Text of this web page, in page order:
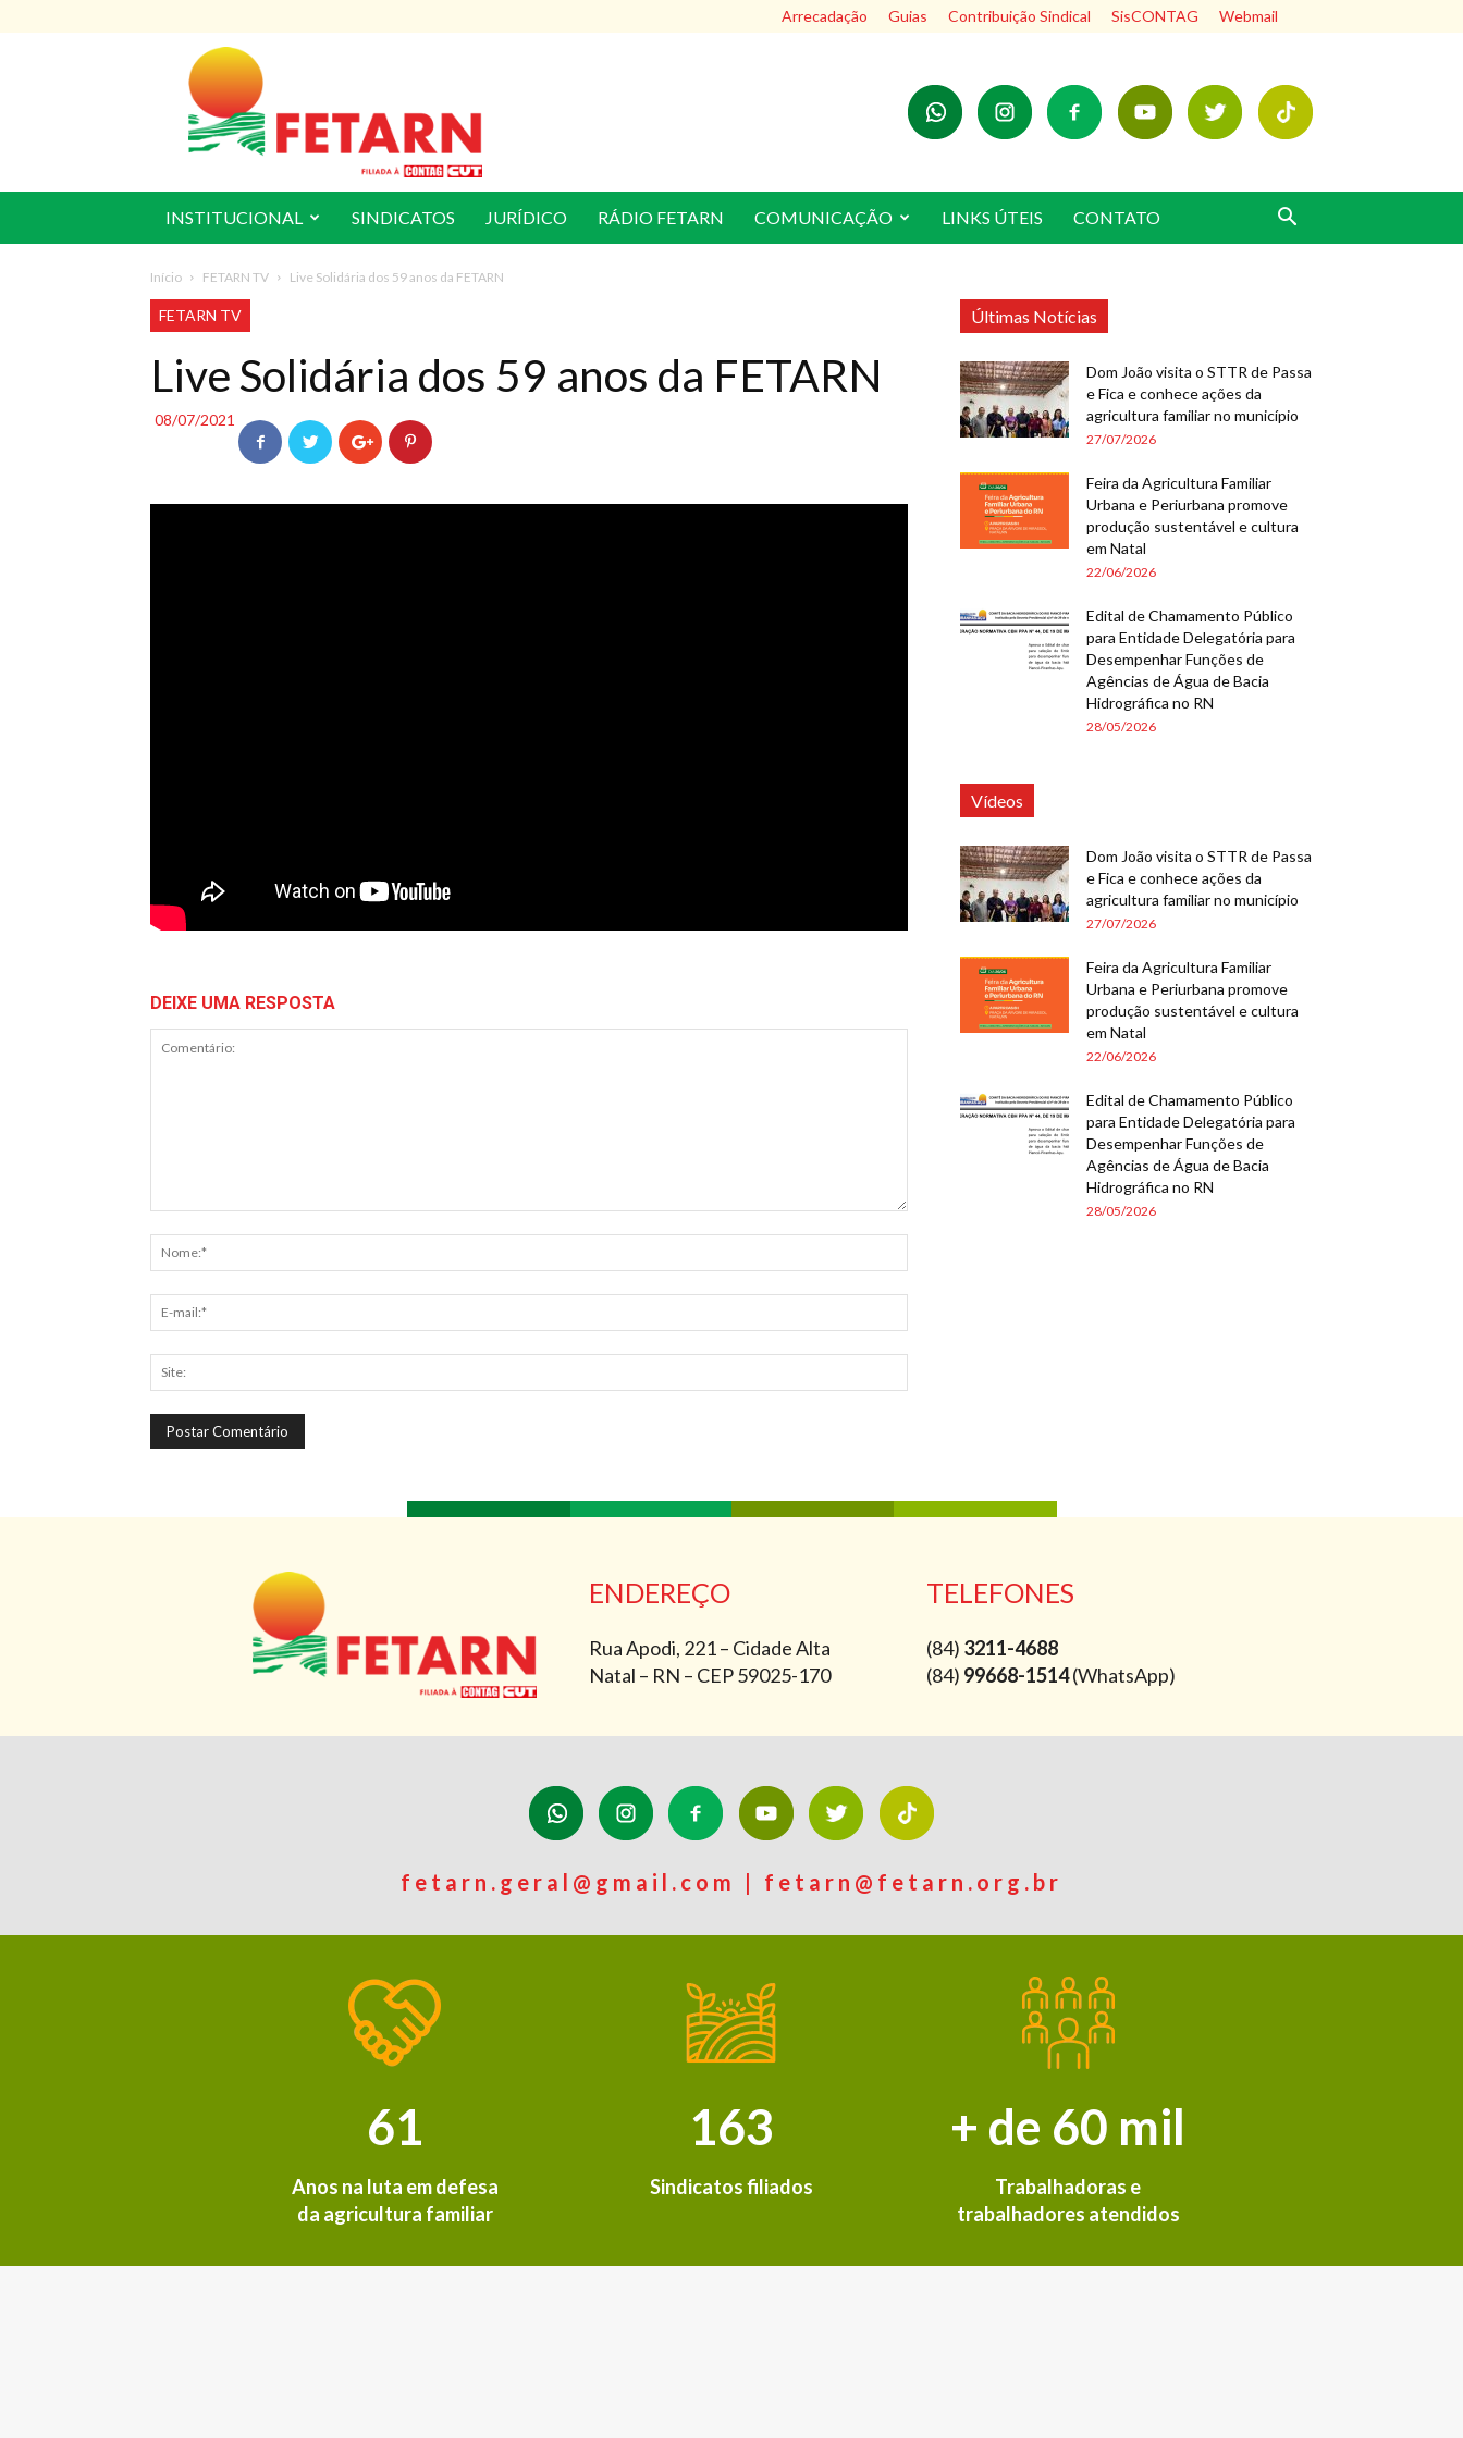
Arrecadação Guias Contribuição Sindical SisCONTAG Webmail
FETARN
INSTITUCIONAL SINDICATOS JURÍDICO RÁDIO FETARN COMUNICAÇÃO LINKS ÚTEIS CONTATO
Início FETARN TV Live Solidária dos 59 anos da FETARN
FETARN TV
Live Solidária dos 59 anos da FETARN
08/07/2021
DEIXE UMA RESPOSTA
Últimas Notícias
Dom João visita o STTR de Passa
e Fica e conhece ações da
agricultura familiar no município
27/07/2026
Feira da Agricultura Familiar
Urbana e Periurbana promove
produção sustentável e cultura
em Natal
22/06/2026
Edital de Chamamento Público
para Entidade Delegatória para
Desempenhar Funções de
Agências de Água de Bacia
Hidrográfica no RN
28/05/2026
Vídeos
Dom João visita o STTR de Passa
e Fica e conhece ações da
agricultura familiar no município
27/07/2026
Feira da Agricultura Familiar
Urbana e Periurbana promove
produção sustentável e cultura
em Natal
22/06/2026
Edital de Chamamento Público
para Entidade Delegatória para
Desempenhar Funções de
Agências de Água de Bacia
Hidrográfica no RN
28/05/2026
ENDEREÇO
Rua Apodi, 221 – Cidade Alta
Natal – RN – CEP 59025-170
TELEFONES
(84) 3211-4688
(84) 99668-1514(WhatsApp)
fetarn.geral@gmail.com | fetarn@fetarn.org.br
61
Anos na luta em defesa
da agricultura familiar
163
Sindicatos filiados
+ de 60 mil
Trabalhadoras e
trabalhadores atendidos